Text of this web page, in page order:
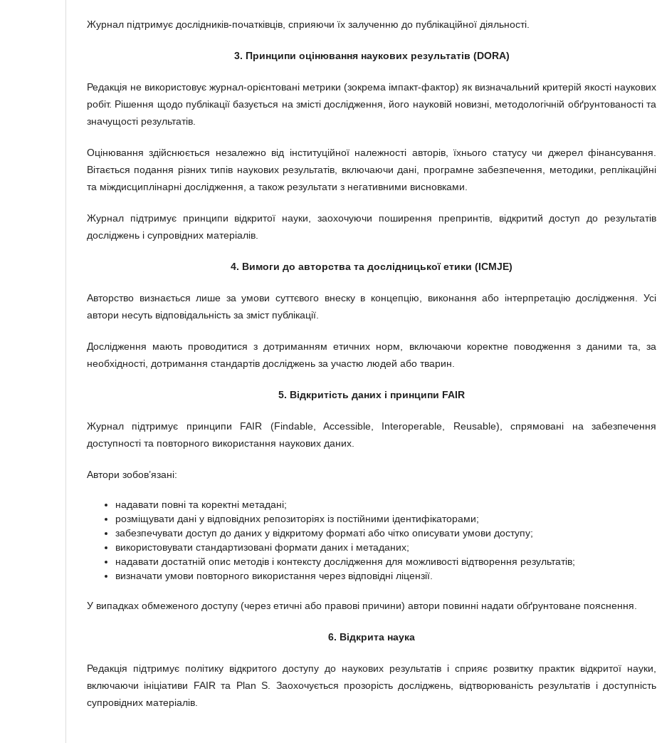
Журнал підтримує дослідників-початківців, сприяючи їх залученню до публікаційної діяльності.
3. Принципи оцінювання наукових результатів (DORA)
Редакція не використовує журнал-орієнтовані метрики (зокрема імпакт-фактор) як визначальний критерій якості наукових
робіт. Рішення щодо публікації базується на змісті дослідження, його науковій новизні, методологічній обґрунтованості та
значущості результатів.
Оцінювання здійснюється незалежно від інституційної належності авторів, їхнього статусу чи джерел фінансування.
Вітається подання різних типів наукових результатів, включаючи дані, програмне забезпечення, методики, реплікаційні
та міждисциплінарні дослідження, а також результати з негативними висновками.
Журнал підтримує принципи відкритої науки, заохочуючи поширення препринтів, відкритий доступ до результатів
досліджень і супровідних матеріалів.
4. Вимоги до авторства та дослідницької етики (ICMJE)
Авторство визнається лише за умови суттєвого внеску в концепцію, виконання або інтерпретацію дослідження. Усі
автори несуть відповідальність за зміст публікації.
Дослідження мають проводитися з дотриманням етичних норм, включаючи коректне поводження з даними та, за
необхідності, дотримання стандартів досліджень за участю людей або тварин.
5. Відкритість даних і принципи FAIR
Журнал підтримує принципи FAIR (Findable, Accessible, Interoperable, Reusable), спрямовані на забезпечення
доступності та повторного використання наукових даних.
Автори зобов’язані:
надавати повні та коректні метадані;
розміщувати дані у відповідних репозиторіях із постійними ідентифікаторами;
забезпечувати доступ до даних у відкритому форматі або чітко описувати умови доступу;
використовувати стандартизовані формати даних і метаданих;
надавати достатній опис методів і контексту дослідження для можливості відтворення результатів;
визначати умови повторного використання через відповідні ліцензії.
У випадках обмеженого доступу (через етичні або правові причини) автори повинні надати обґрунтоване пояснення.
6. Відкрита наука
Редакція підтримує політику відкритого доступу до наукових результатів і сприяє розвитку практик відкритої науки,
включаючи ініціативи FAIR та Plan S. Заохочується прозорість досліджень, відтворюваність результатів і доступність
супровідних матеріалів.